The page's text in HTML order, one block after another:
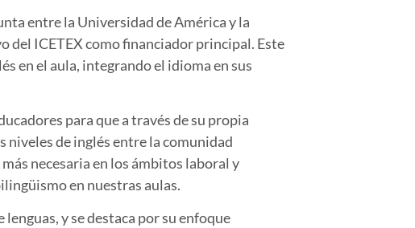
entre la Universidad de Américay la
del ICETEXcomo financiador principal. Este
en el aula, integrando el idioma en sus
para que a través de su propia
niveles de inglés entre la comunidad
necesaria en los ámbitos laboral y
en nuestras aulas.
y se destaca por su enfoque